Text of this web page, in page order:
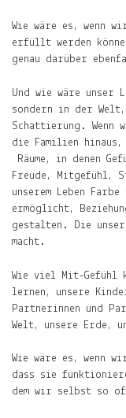
ljuno
sammle
ich:
Notizen
über
mein
Leben.
Über
das
Frau-
und
Muttersein.
Über
das
Leben
mit
Über
das
Wie wäre es, wenn
erfüllt werden
genau darüber
Und wie wäre unser
sondern in der
Schattierung. Wenn
die Familien
Räume, in denen
Freude, Mitgefühl,
unserem Leben
ermöglicht,
gestalten. Die
macht.
Wie viel Mit-Gefühl
lernen, unsere
Partnerinnen und
Welt, unsere Erde,
Wie wäre es, wenn
dass sie
dem wir selbst so